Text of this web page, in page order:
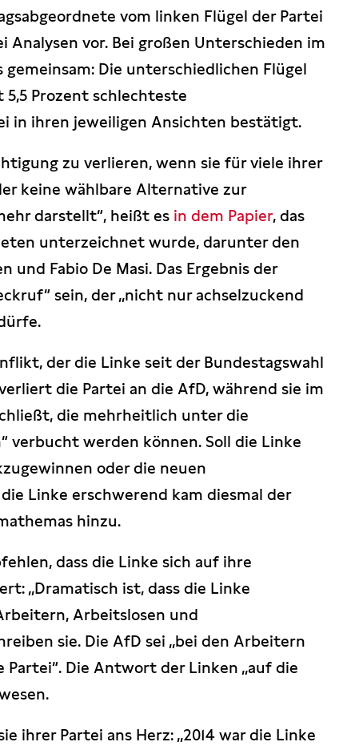
vom linken Flügel der Partei
vor. Bei großen Unterschieden im
Die unterschiedlichen Flügel
5,5 Prozent schlechteste
in ihren jeweiligen Ansichten bestätigt.
zu verlieren, wenn sie für viele ihrer
keine wählbare Alternative zur
darstellt“, heißt es in dem Papier, das
unterzeichnet wurde, darunter den
und Fabio De Masi. Das Ergebnis der
sein, der „nicht nur achselzuckend
der die Linke seit der Bundestagswahl
die Partei an die AfD, während sie im
die mehrheitlich unter die
verbucht werden können. Soll die Linke
oder die neuen
Linke erschwerend kam diesmal der
hinzu.
dass die Linke sich auf ihre
„Dramatisch ist, dass die Linke
Arbeitslosen und
sie. Die AfD sei „bei den Arbeitern
Die Antwort der Linken „auf die
ihrer Partei ans Herz: „2014 war die Linke